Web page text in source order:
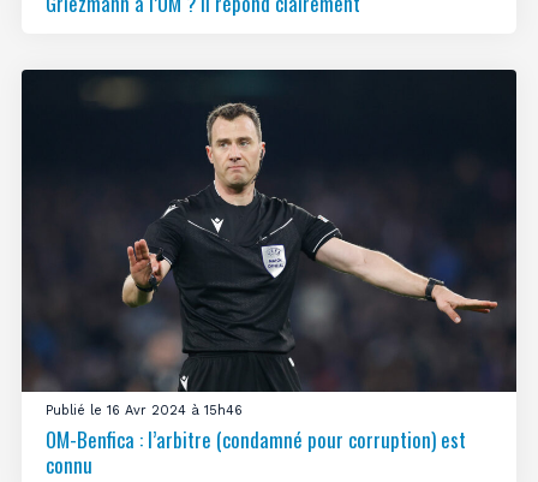
Publié le 16 Avr 2024 à 15h46
OM-Benfica : l’arbitre (condamné pour corruption) est
connu